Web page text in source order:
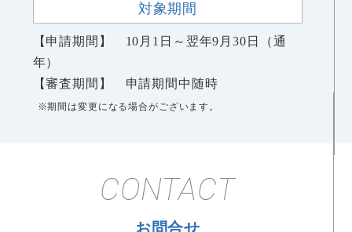
対象期間
【申請期間】 10月1日～翌年9月30日（通
年）
【審査期間】 申請期間中随時
※期間は変更になる場合がございます。
CONTACT
お問合せ